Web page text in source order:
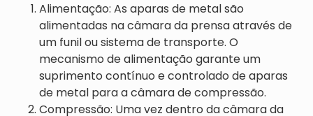
Alimentação: As aparas de metal são
alimentadas na câmara da prensa através de
um funil ou sistema de transporte. O
mecanismo de alimentação garante um
suprimento contínuo e controlado de aparas
de metal para a câmara de compressão.
Compressão: Uma vez dentro da câmara da